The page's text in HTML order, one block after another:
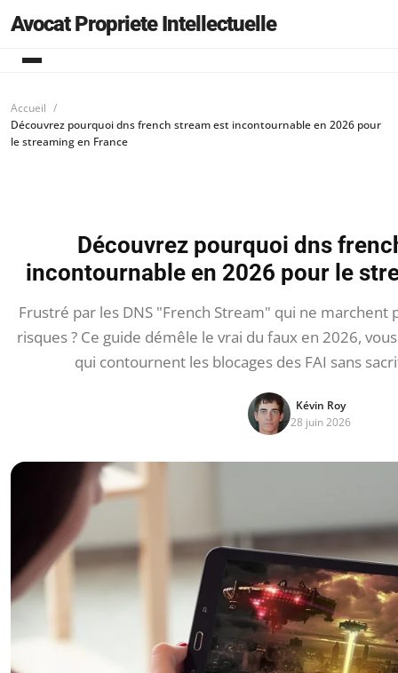
Avocat Propriete Intellectuelle
Accueil
Découvrez pourquoi dns french stream est incontournable en 2026 pour
le streaming en France
Découvrez pourquoi dns
incontournable en 2026 pour le
Frustré par les DNS "French Stream" qui ne marchent
risques ? Ce guide démêle le vrai du faux en 2026,
qui contournent les blocages des FAI sans
Kévin Roy
28 juin 2026